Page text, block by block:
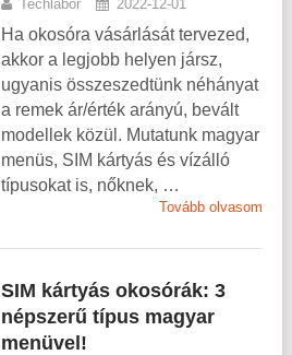
Techlabor 2022-12-01
Ha okosóra vásárlását tervezed,
akkor a legjobb helyen jársz,
ugyanis összeszedtünk néhányat
a remek ár/érték arányú, bevált
modellek közül. Mutatunk magyar
menüs, SIM kártyás és vízálló
típusokat is, nőknek, …
Tovább olvasom
SIM kártyás okosórák: 3
népszerű típus magyar
menüvel!